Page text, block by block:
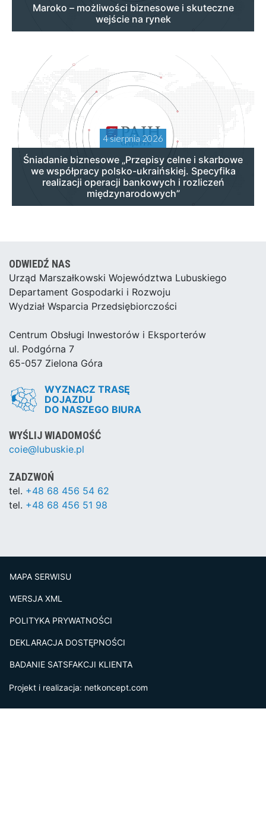
Maroko – możliwości biznesowe i skuteczne
wejście na rynek
4 sierpnia 2026
Śniadanie biznesowe „Przepisy celne i skarbowe
we współpracy polsko-ukraińskiej. Specyfika
realizacji operacji bankowych i rozliczeń
międzynarodowych”
ODWIEDŹ NAS
Urząd Marszałkowski Województwa Lubuskiego
Departament Gospodarki i Rozwoju
Wydział Wsparcia Przedsiębiorczości
Centrum Obsługi Inwestorów i Eksporterów
ul. Podgórna 7
65-057 Zielona Góra
WYZNACZ TRASĘ
DOJAZDU
DO NASZEGO BIURA
WYŚLIJ WIADOMOŚĆ
coie@lubuskie.pl
ZADZWOŃ
tel. +48 68 456 54 62
tel. +48 68 456 51 98
MAPA SERWISU
WERSJA XML
POLITYKA PRYWATNOŚCI
DEKLARACJA DOSTĘPNOŚCI
BADANIE SATSFAKCJI KLIENTA
Projekt i realizacja: netkoncept.com